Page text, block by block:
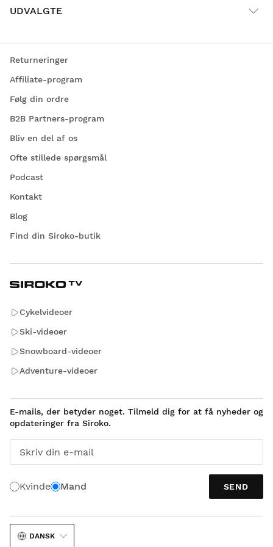
UDVALGTE
Returneringer
Affiliate-program
Følg din ordre
B2B Partners-program
Bliv en del af os
Ofte stillede spørgsmål
Podcast
Kontakt
Blog
Find din Siroko-butik
Cykelvideoer
Ski-videoer
Snowboard-videoer
Adventure-videoer
E-mails, der betyder noget. Tilmeld dig for at få nyheder og
opdateringer fra Siroko.
Skriv din e-mail
Kvinde Mand SEND
DANSK